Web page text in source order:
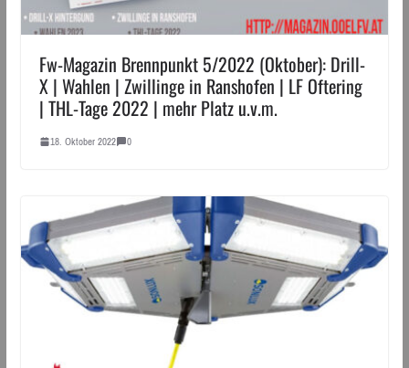
Fw-Magazin Brennpunkt 5/2022 (Oktober): Drill-
X | Wahlen | Zwillinge in Ranshofen | LF Oftering
| THL-Tage 2022 | mehr Platz u.v.m.
18. Oktober 2022 0